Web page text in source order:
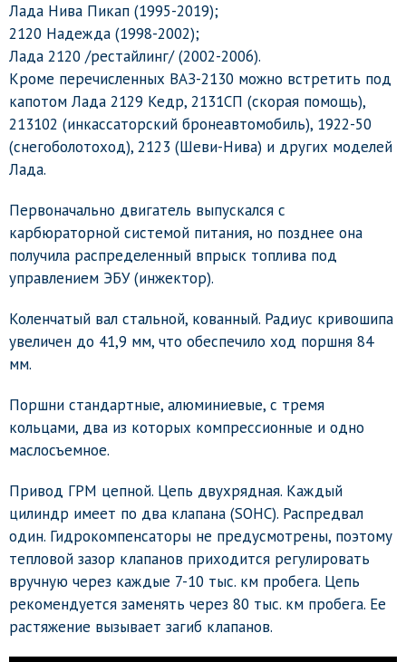
Лада Нива Пикап (1995-2019);
2120 Надежда (1998-2002);
Лада 2120 /рестайлинг/ (2002-2006).
Кроме перечисленных ВАЗ-2130 можно встретить под
капотом Лада 2129 Кедр, 2131СП (скорая помощь),
213102 (инкассаторский бронеавтомобиль), 1922-50
(снегоболотоход), 2123 (Шеви-Нива) и других моделей
Лада.
Первоначально двигатель выпускался с
карбюраторной системой питания, но позднее она
получила распределенный впрыск топлива под
управлением ЭБУ (инжектор).
Коленчатый вал стальной, кованный. Радиус кривошипа
увеличен до 41,9 мм, что обеспечило ход поршня 84
мм.
Поршни стандартные, алюминиевые, с тремя
кольцами, два из которых компрессионные и одно
маслосъемное.
Привод ГРМ цепной. Цепь двухрядная. Каждый
цилиндр имеет по два клапана (SOHC). Распредвал
один. Гидрокомпенсаторы не предусмотрены, поэтому
тепловой зазор клапанов приходится регулировать
вручную через каждые 7-10 тыс. км пробега. Цепь
рекомендуется заменять через 80 тыс. км пробега. Ее
растяжение вызывает загиб клапанов.